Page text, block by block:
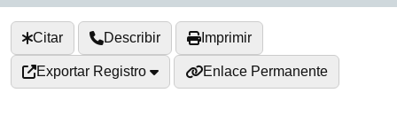
Citar Describir Imprimir
Exportar Registro Enlace Permanente